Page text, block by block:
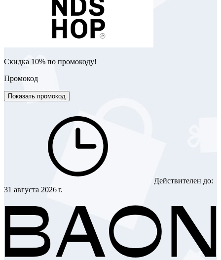
Скидка 10% по промокоду!
Промокод
Показать промокод
Действителен до:
31 августа 2026 г.